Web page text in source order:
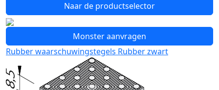
Naar de productselector
Monster aanvragen
Rubber waarschuwingstegels Rubber zwart